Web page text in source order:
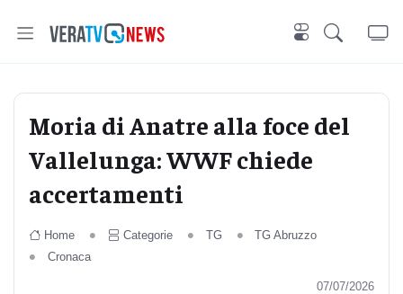
Moria di Anatre alla foce del
Vallelunga: WWF chiede
accertamenti
Home Categorie TG
TG Abruzzo
Cronaca
07/07/2026